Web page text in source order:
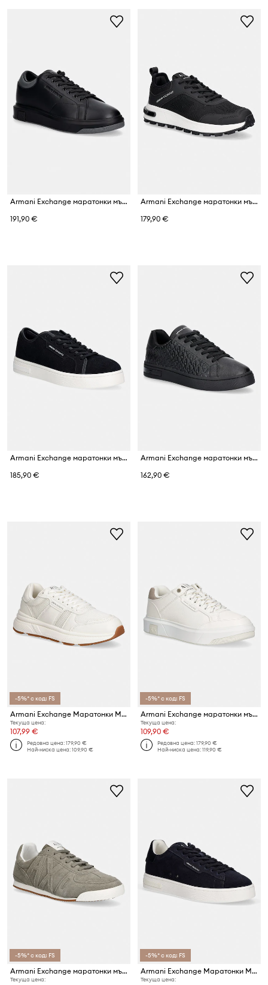
Armani Exchange маратонки мъжки от кожа
191,90 €
Armani Exchange маратонки мъжки
179,90 €
Armani Exchange маратонки мъжки от велур
185,90 €
Armani Exchange маратонки мъжки
162,90 €
-5%* с код: FS
Armani Exchange Маратонки Мъжки
Текуща цена:
107,99 €
Редовна цена:179,90 €
Най-ниска цена:109,90 €
-5%* с код: FS
Armani Exchange маратонки мъжки
Текуща цена:
109,90 €
Редовна цена:179,90 €
Най-ниска цена:119,90 €
-5%* с код: FS
Armani Exchange маратонки мъжки от велур
Текуща цена:
-5%* с код: FS
Armani Exchange Маратонки Мъжки Велурени
Текуща цена: